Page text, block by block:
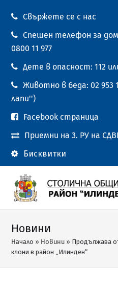
Свържете се с нас
Спешен телефон за
0800 11 977
Дете в опасност: 112
Животно в беда: 02 953
лапи'')
Facebook страница
Приемни на 3. РУ на
Бисквитки
Новини
Начало » Новини » Продължава
клони в район „Илинден“